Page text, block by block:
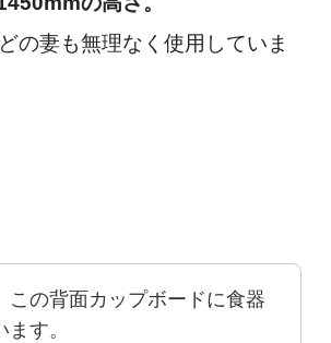
の妻も無理なく使用していま
この背面カップボードに食器
す。